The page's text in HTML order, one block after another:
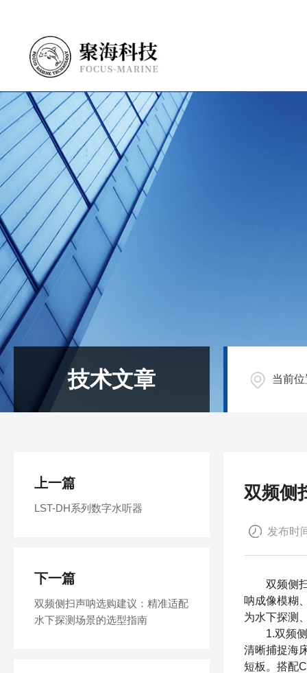
技术文章 当前
双频侧
发布时
双频侧扫
呐成像模糊
为水下探测
1.双频
清晰捕捉海
短板。搭配
上一篇
LST-DH系列数字水听器
下一篇
双频侧扫声呐选购建议：精准适配
水下探测场景的选型指南